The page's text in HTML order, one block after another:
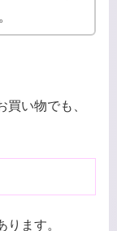
買い物でも、
ります。